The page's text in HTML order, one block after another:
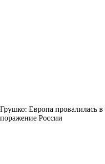
Грушко: Европа провалилась
поражение России